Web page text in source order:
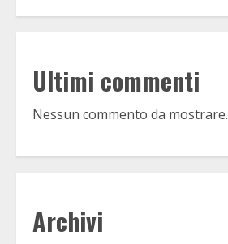
Ultimi commenti
Nessun commento da mostrare.
Archivi